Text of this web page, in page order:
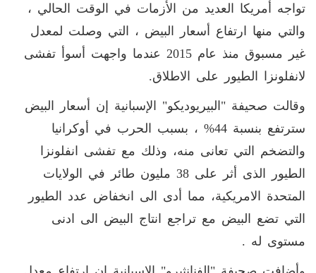
تواجه أمريكا العديد من الأزمات في الوقت الحالي ،
والتي منها ارتفاع أسعار البيض ، التي وصلت لمعدل
غير مسبوق منذ عام 2015 عندما واجهت أسوأ تفشى
لانفلونزا الطيور على الاطلاق.
وقالت صحيفة "البيريوديكو" الإسبانية إن أسعار البيض
سترتفع بنسبة 44% ، بسبب الحرب في أوكرانيا
والتضخم التي تعانى منه، وذلك مع تفشى انفلونزا
الطيور الذى أثر على 38 مليون طائر في الولايات
المتحدة الامريكية، مما أدى الى انخفاض عدد الطيور
التي تضع البيض مع تراجع انتاج البيض الى ادنى
مستوى له .